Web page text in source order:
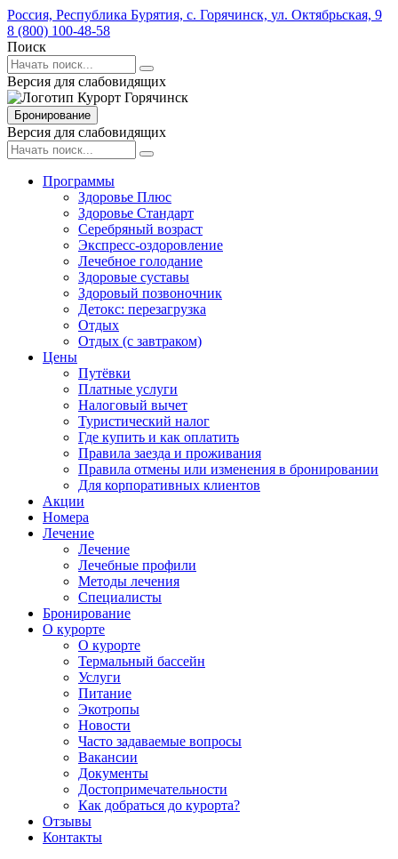
Россия, Республика Бурятия, с. Горячинск, ул. Октябрьская, 9
8 (800) 100-48-58
Поиск
Версия для слабовидящих
Бронирование
Версия для слабовидящих
Программы
Здоровье Плюс
Здоровье Стандарт
Серебряный возраст
Экспресс-оздоровление
Лечебное голодание
Здоровые суставы
Здоровый позвоночник
Детокс: перезагрузка
Отдых
Отдых (с завтраком)
Цены
Путёвки
Платные услуги
Налоговый вычет
Туристический налог
Где купить и как оплатить
Правила заезда и проживания
Правила отмены или изменения в бронировании
Для корпоративных клиентов
Акции
Номера
Лечение
Лечение
Лечебные профили
Методы лечения
Специалисты
Бронирование
О курорте
О курорте
Термальный бассейн
Услуги
Питание
Экотропы
Новости
Часто задаваемые вопросы
Вакансии
Документы
Достопримечательности
Как добраться до курорта?
Отзывы
Контакты